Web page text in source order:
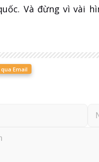
Và đừng vì vài
Email